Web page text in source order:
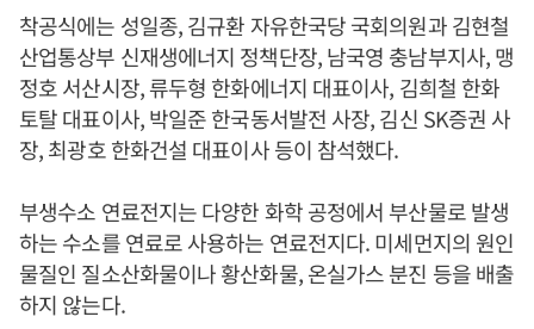
착공식에는 성일종, 김규환 자유한국당 국회의원과 김현철
산업통상부 신재생에너지 정책단장, 남국영 충남부지사, 맹
정호 서산시장, 류두형 한화에너지 대표이사, 김희철 한화
토탈 대표이사, 박일준 한국동서발전 사장, 김신 SK증권 사
장, 최광호 한화건설 대표이사 등이 참석했다.
부생수소 연료전지는 다양한 화학 공정에서 부산물로 발생
하는 수소를 연료로 사용하는 연료전지다. 미세먼지의 원인
물질인 질소산화물이나 황산화물, 온실가스 분진 등을 배출
하지 않는다.